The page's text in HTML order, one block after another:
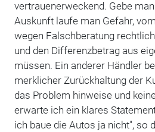
vertrauenerweckend. Gebe
Auskunft laufe man Gefahr,
wegen Falschberatung
und den Differenzbetrag aus
müssen. Ein anderer Händler
merklicher Zurückhaltung der
das Problem hinweise und
erwarte ich ein klares
ich baue die Autos ja nicht", so